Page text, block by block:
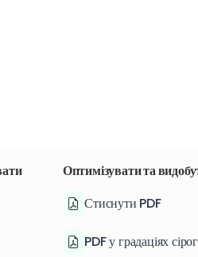
Оптимізувати та
Стиснути PDF
PDF у градаціях